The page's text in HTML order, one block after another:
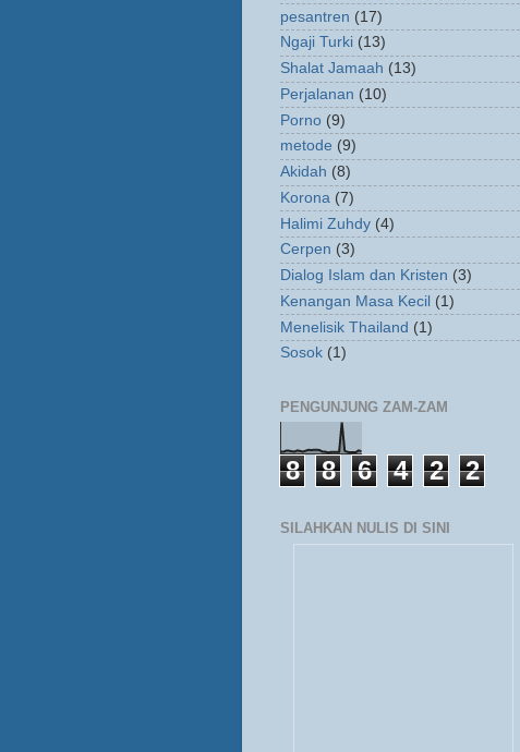
pesantren (17)
Ngaji Turki (13)
Shalat Jamaah (13)
Perjalanan (10)
Porno (9)
metode (9)
Akidah (8)
Korona (7)
Halimi Zuhdy (4)
Cerpen (3)
Dialog Islam dan Kristen (3)
Kenangan Masa Kecil (1)
Menelisik Thailand (1)
Sosok (1)
PENGUNJUNG ZAM-ZAM
8 8 6 4 2 2
SILAHKAN NULIS DI SINI